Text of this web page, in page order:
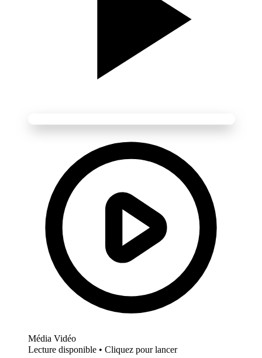
Média Vidéo
Lecture disponible • Cliquez pour lancer